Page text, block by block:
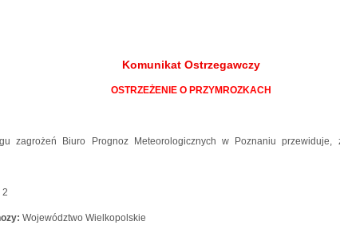
Komunikat Ostrzegawczy
OSTRZEŻENIE O PRZYMROZKACH
zagrożeń Biuro Prognoz Meteorologicznych w Poznaniu
2
Województwo Wielkopolskie